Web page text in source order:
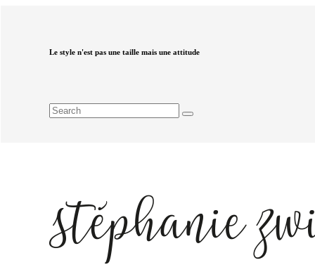
Le style n'est pas une taille mais une attitude